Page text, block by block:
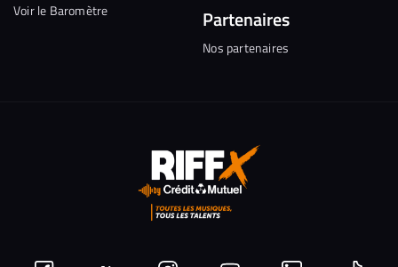
Voir le Baromètre Partenaires
Nos partenaires